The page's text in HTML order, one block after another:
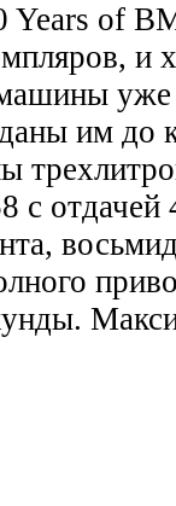
Years of
им до
с